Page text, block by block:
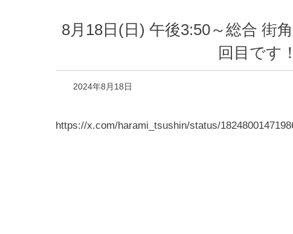
8月18日(日) 午後3:50～総合 街
回目です
2024年8月18日
https://x.com/harami_tsushin/status/